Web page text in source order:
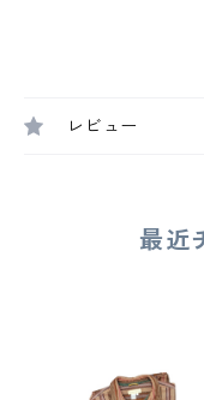
レビュー
最近